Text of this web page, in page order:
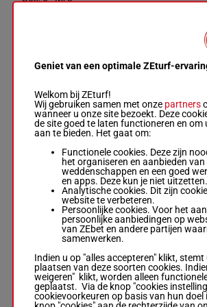
EXAGGERATION
Vonn Mallery
Box: 6 -M/3 -
53.5 kg
VIVACIOUSLY
Stewart Elliott-
Steven M.
Asmussen
M/3 -
53.5 kg
2p 4p (22) 6p 4p
M/353.5
kg
2p 4p
(22) 6p
4p
7
NUBILITY
Ernesto Valdez-
Jiminez-Shawn
H. Davis
Box: 8 -M/3 -
53.5 kg
M/353.5
kg
5p 4p 4p8
Geniet van een optimale ZEturf-
Welkom bij ZEturf!
Wij gebruiken samen met onze partners
wanneer u onze site bezoekt. Deze
de site goed te laten functioneren en om
aan te bieden. Het gaat om:
Functionele cookies. Deze zijn
het organiseren en aanbieden van
weddenschappen en een goed
en apps. Deze kun je niet uitzetten.
Analytische cookies. Dit zijn
website te verbeteren.
Persoonlijke cookies. Voor het
persoonlijke aanbiedingen op
van ZEbet en andere partijen
samenwerken.
Indien u op "alles accepteren" klikt, stemt
plaatsen van deze soorten cookies.
weigeren" klikt, worden alleen
geplaatst. Via de knop "cookies
cookievoorkeuren op basis van hun doel